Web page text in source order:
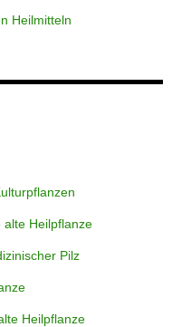
Heilmitteln
alte Heilpflanze
Pilz
Heilpflanze